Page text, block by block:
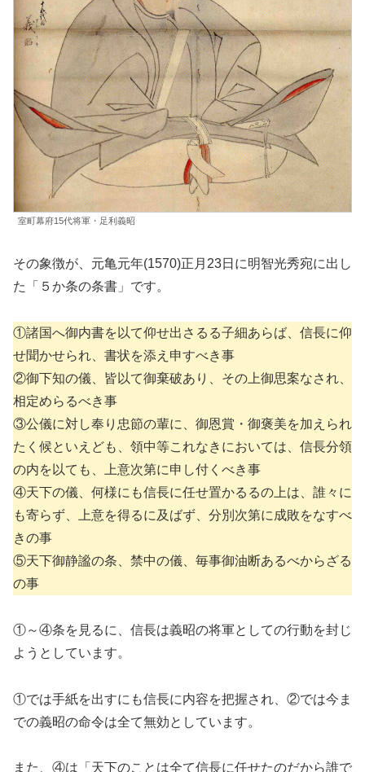
室町幕府15代将軍・足利義昭
その象徴が、元亀元年(1570)正月23日に明智光秀宛に出し
た「５か条の条書」です。
①諸国へ御内書を以て仰せ出さるる子細あらば、信長に仰
せ聞かせられ、書状を添え申すべき事
②御下知の儀、皆以て御棄破あり、その上御思案なされ、
相定めらるべき事
③公儀に対し奉り忠節の輩に、御恩賞・御褒美を加えられ
たく候といえども、領中等これなきにおいては、信長分領
の内を以ても、上意次第に申し付くべき事
④天下の儀、何様にも信長に任せ置かるるの上は、誰々に
も寄らず、上意を得るに及ばず、分別次第に成敗をなすべ
きの事
⑤天下御静謐の条、禁中の儀、毎事御油断あるべからざる
の事
①～④条を見るに、信長は義昭の将軍としての行動を封じ
ようとしています。
①では手紙を出すにも信長に内容を把握され、②では今ま
での義昭の命令は全て無効としています。
また、④は「天下のことは全て信長に任せたのだから誰で